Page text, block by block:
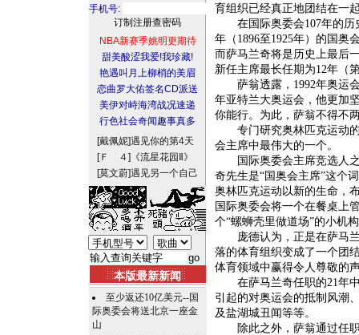
手机号:
NBA新赛季姚明更期待
甜美酸涩我爱!我珍藏!
艳遇叫月上柳梢的美眉
恋曲罗大佑签名CD派送
美伊对峙海湾战况速递
行色社会奇闻趣事真多
[戴佩妮]遇见你的第4天
[Ｆ ４] 《流星花园Ⅱ》
[莫文蔚]遇见另一个自己
本版最新新闻
至少返还10亿美元--国
际奥委会将送北京一座金
山
育组织已经真正地团结在一
在国际奥委会107年的历
年（1896至1925年）的国奥
而萨马兰奇将是历史上最后
新任主席最长任期为12年（
萨翁透露，1992年奥运会
年亚特兰大奥运会，他更加
你能行。为此，萨翁不得不
专门研究奥林匹克运动的
会主席中最伟大的一个。
国际奥委会主席竞选人之
奇先生是“国奥会主席”这个
奥林匹克运动以新的生命，
国际奥委会将一个在餐桌上
个“螺蛳壳里做道场”的小机
庞德认为，正是在萨马兰
落的体育组织变成了一个团
体育领域中赢得令人尊敬的
在萨马兰奇任职的21年中
引起的对奥运会的抵制风潮
及盐湖城丑闻等等。
除此之外，萨翁通过任职